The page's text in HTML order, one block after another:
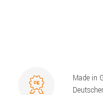
Made in